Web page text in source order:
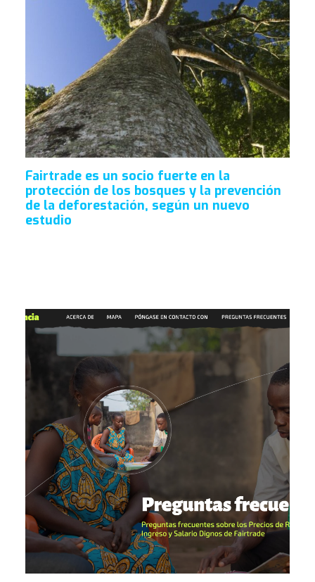
Fairtrade es un socio fuerte en la
protección de los bosques y la prevención
de la deforestación, según un nuevo
estudio